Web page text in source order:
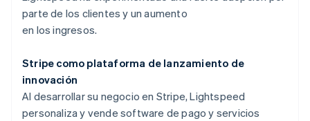
parte de los clientes y un aumento
en los ingresos.
Stripe como plataforma de lanzamiento de
innovación
Al desarrollar su negocio en Stripe, Lightspeed
personaliza y vende software de pago y servicios